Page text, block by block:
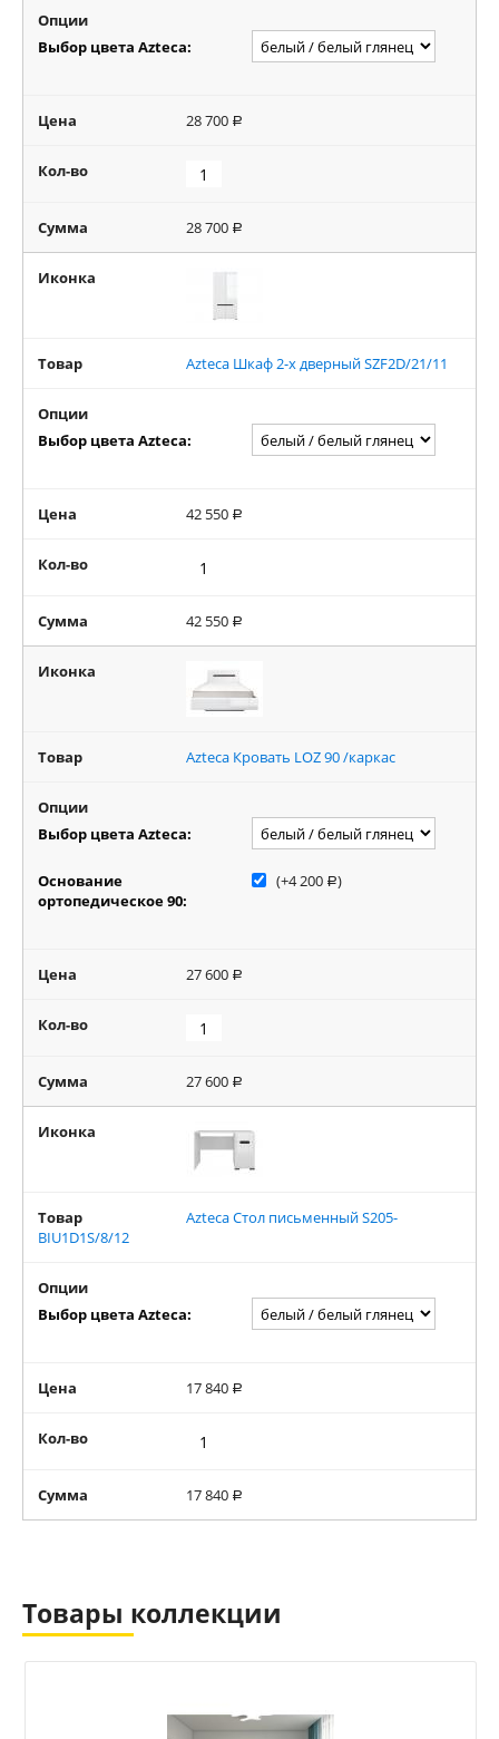
Опции
Выбор цвета Azteca:
Цена 28 700 Р
Кол-во
Сумма 28 700 Р
Иконка
Товар Azteca Шкаф 2-х дверный SZF2D/21/11
Опции
Выбор цвета Azteca:
Цена 42 550 Р
Кол-во
Сумма 42 550 Р
Иконка
Товар Azteca Кровать LOZ 90 /каркас
Опции
Выбор цвета Azteca:
Основание
ортопедическое 90:
(+4 200 Р)
Цена 27 600 Р
Кол-во
Сумма 27 600 Р
Иконка
Товар
Azteca Стол письменный S205-
BIU1D1S/8/12
Опции
Выбор цвета Azteca:
Цена 17 840 Р
Кол-во
Сумма 17 840 Р
Товары коллекции